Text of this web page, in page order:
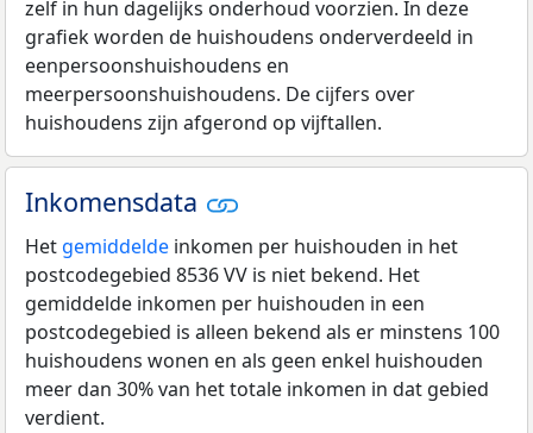
zelf in hun dagelijks onderhoud voorzien. In deze
grafiek worden de huishoudens onderverdeeld in
eenpersoonshuishoudens en
meerpersoonshuishoudens. De cijfers over
huishoudens zijn afgerond op vijftallen.
Inkomensdata
Het gemiddelde inkomen per huishouden in het
postcodegebied 8536 VV is niet bekend. Het
gemiddelde inkomen per huishouden in een
postcodegebied is alleen bekend als er minstens 100
huishoudens wonen en als geen enkel huishouden
meer dan 30% van het totale inkomen in dat gebied
verdient.